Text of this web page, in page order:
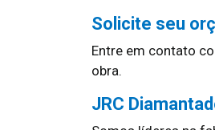
Solicite seu
Entre em contato
obra.
JRC